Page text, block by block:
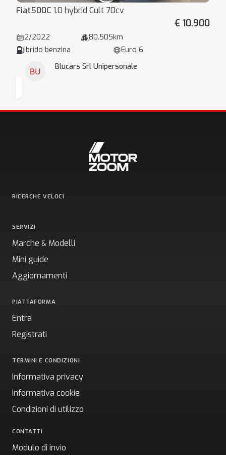
Fiat500C 1.0 hybrid Cult 70cv
€ 10.900
2/2022
80.505km
Ibrido benzina
Euro 6
Blucars Srl Unipersonale
RICERCHE VELOCI
SERVIZI
Marche & Modelli
Mini guide
Aggiornamenti
PIATTAFORMA
Entra
Registrati
TERMINI E CONDIZIONI
Informativa privacy
Informativa cookie
Condizioni di utilizzo
CONTATTI
Modulo di invio